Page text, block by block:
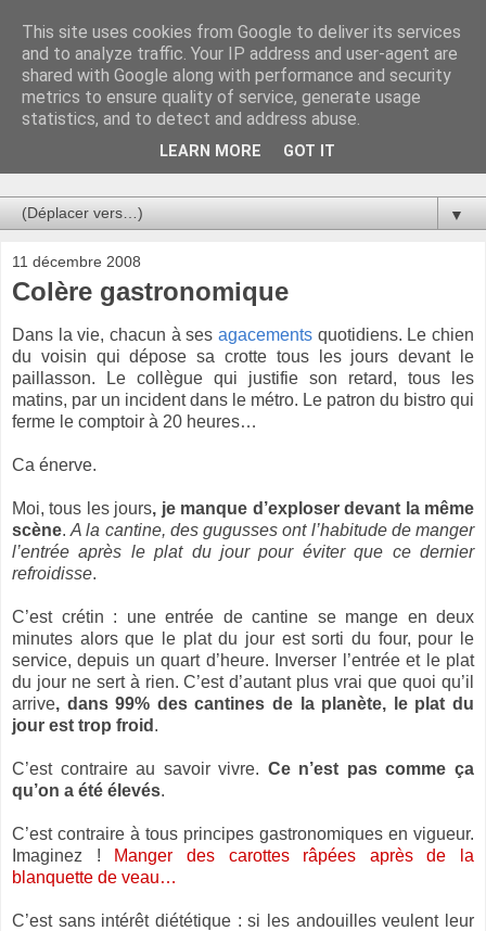
Au bistro !
La connerie étant le seul chemin susceptible de nous faire
entrevoir une parcelle de vérité, utilisons la par des moyens
de communication efficaces. Le temps qu'on remplisse nos
▼
11 décembre 2008
Colère gastronomique
Dans la vie, chacun à ses agacements quotidiens. Le chien
du voisin qui dépose sa crotte tous les jours devant le
paillasson. Le collègue qui justifie son retard, tous les
matins, par un incident dans le métro. Le patron du bistro qui
ferme le comptoir à 20 heures…
Ca énerve.
Moi, tous les jours, je manque d’exploser devant la même
scène.A la cantine, des gugusses ont l’habitude de manger
l’entrée après le plat du jour pour éviter que ce dernier
refroidisse.
C’est crétin : une entrée de cantine se mange en deux
minutes alors que le plat du jour est sorti du four, pour le
service, depuis un quart d’heure. Inverser l’entrée et le plat
du jour ne sert à rien. C’est d’autant plus vrai que quoi qu’il
arrive, dans 99% des cantines de la planète, le plat du
jour est trop froid .
C’est contraire au savoir vivre. Ce n’est pas comme ça
qu’on a été élevés.
C’est contraire à tous principes gastronomiques en vigueur.
Imaginez !
Manger des carottes râpées après de la
blanquette de veau…
C’est sans intérêt diététique : si les andouilles veulent leur
This site uses cookies from Google to deliver its services
and to analyze traffic. Your IP address and user-agent are
shared with Google along with performance and security
metrics to ensure quality of service, generate usage
statistics, and to detect and address abuse.
LEARN MORE GOT IT